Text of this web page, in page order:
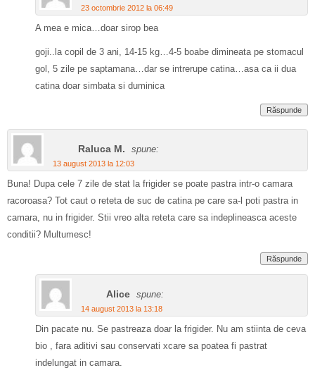
23 octombrie 2012 la 06:49
A mea e mica…doar sirop bea
goji..la copil de 3 ani, 14-15 kg…4-5 boabe dimineata pe stomacul
gol, 5 zile pe saptamana…dar se intrerupe catina…asa ca ii dua
catina doar simbata si duminica
Răspunde
Raluca M. spune:
13 august 2013 la 12:03
Buna! Dupa cele 7 zile de stat la frigider se poate pastra intr-o camara
racoroasa? Tot caut o reteta de suc de catina pe care sa-l poti pastra in
camara, nu in frigider. Stii vreo alta reteta care sa indeplineasca aceste
conditii? Multumesc!
Răspunde
Alice spune:
14 august 2013 la 13:18
Din pacate nu. Se pastreaza doar la frigider. Nu am stiinta de ceva
bio , fara aditivi sau conservati xcare sa poatea fi pastrat
indelungat in camara.